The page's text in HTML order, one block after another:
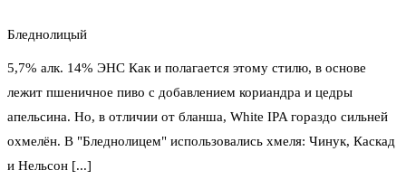
Бледнолицый
5,7% алк. 14% ЭНС Как и полагается этому стилю, в основе
лежит пшеничное пиво с добавлением кориандра и цедры
апельсина. Но, в отличии от бланша, White IPA гораздо сильней
охмелён. В "Бледнолицем" использовались хмеля: Чинук, Каскад
и Нельсон [...]